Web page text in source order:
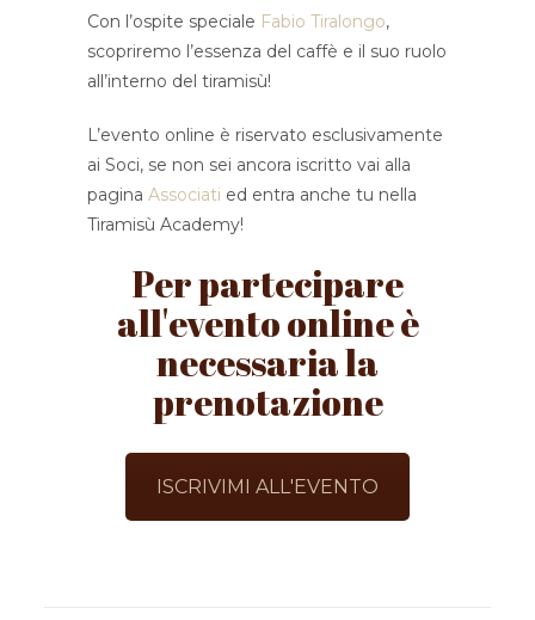
Con l’ospite speciale Fabio Tiralongo,
scopriremo l’essenza del caffè e il suo ruolo
all’interno del tiramisù!
L’evento online è riservato esclusivamente
ai Soci, se non sei ancora iscritto vai alla
paginaAssociati ed entra anche tu nella
Tiramisù Academy!
Per partecipare
all'evento online è
necessaria la
prenotazione
ISCRIVIMI ALL'EVENTO